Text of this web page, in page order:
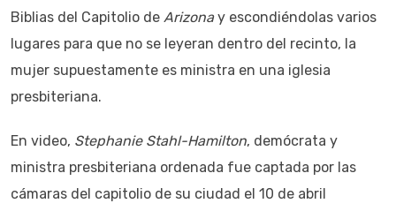
Biblias del Capitolio de Arizonay escondiéndolas varios
lugares para que no se leyeran dentro del recinto, la
mujer supuestamente es ministra en una iglesia
presbiteriana.
En video, Stephanie Stahl-Hamilton, demócrata y
ministra presbiteriana ordenada fue captada por las
cámaras del capitolio de su ciudad el 10 de abril